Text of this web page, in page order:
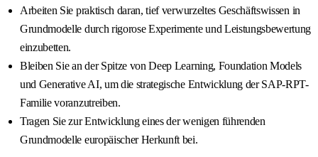
Arbeiten Sie praktisch daran, tief verwurzeltes Geschäftswissen in
Grundmodelle durch rigorose Experimente und Leistungsbewertung
einzubetten.
Bleiben Sie an der Spitze von Deep Learning, Foundation Models
und Generative AI, um die strategische Entwicklung der SAP‑RPT-
Familie voranzutreiben.
Tragen Sie zur Entwicklung eines der wenigen führenden
Grundmodelle europäischer Herkunft bei.